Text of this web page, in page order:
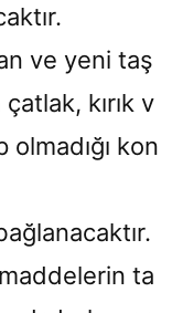
ve yeni taş
kırık v
kon
maddelerin ta